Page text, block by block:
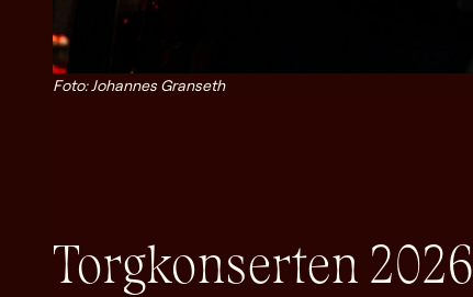
Foto: Johannes Granseth
Torgkonserten 2026